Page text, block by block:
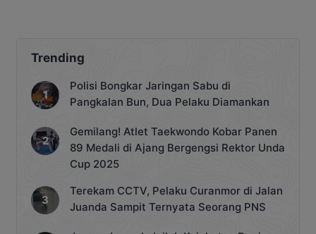
Trending
Polisi Bongkar Jaringan Sabu di
Pangkalan Bun, Dua Pelaku Diamankan
Gemilang! Atlet Taekwondo Kobar Panen
89 Medali di Ajang Bergengsi Rektor Unda
Cup 2025
Terekam CCTV, Pelaku Curanmor di Jalan
Juanda Sampit Ternyata Seorang PNS